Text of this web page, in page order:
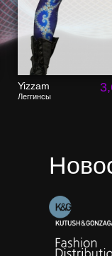
Yizzam
Леггинсы